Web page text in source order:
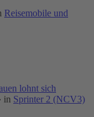
Reisemobile und
lohnt sich
in Sprinter 2 (NCV3)